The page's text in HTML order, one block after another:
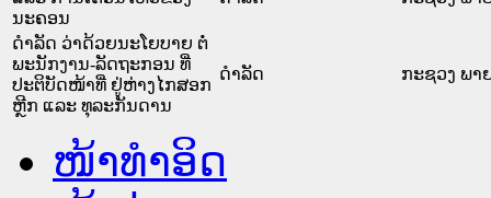
ນະຄອນ
ດໍາລັດ ວ່າດ້ວຍນະໂຍບາຍ ຕໍ່
ພະນັກງານ-ລັດຖະກອນ ທີ່
ປະຕິບັດໜ້າທີ່ ຢູ່ຫ່າງໄກສອກ
ຫຼີກ ແລະ ທຸລະກັນດານ
ດໍາລັດ ກະຊວງ ພາ
ໜ້າທໍາອິດ